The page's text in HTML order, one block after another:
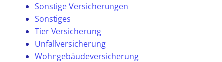
Sonstige Versicherungen
Sonstiges
Tier Versicherung
Unfallversicherung
Wohngebäudeversicherung